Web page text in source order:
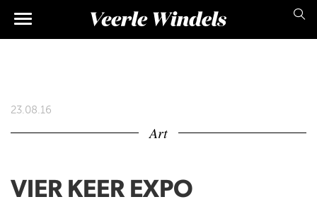
mainMain
navigation
23.08.16
Art
VIER KEER EXPO